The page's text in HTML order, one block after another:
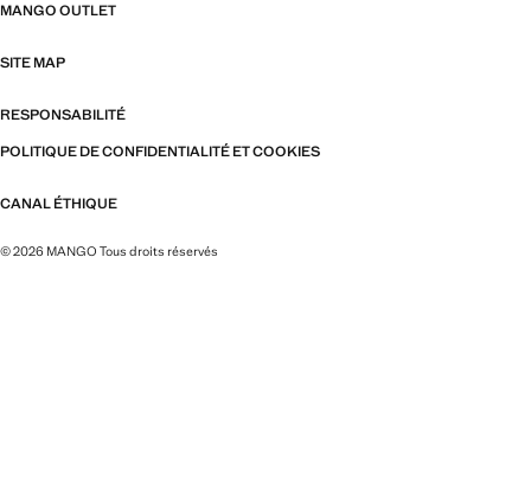
MANGO OUTLET
SITE MAP
RESPONSABILITÉ
POLITIQUE DE CONFIDENTIALITÉ ET COOKIES
CANAL ÉTHIQUE
© 2026 MANGO Tous droits réservés